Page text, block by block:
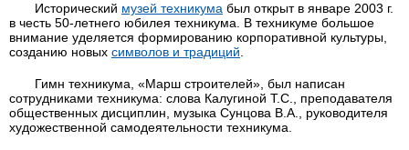
Исторический музей техникума был открыт в январе 2003 г.
в честь 50-летнего юбилея техникума. В техникуме большое
внимание уделяется формированию корпоративной культуры,
созданию новых символов и традиций
Гимн техникума, «Марш строителей», был написан
сотрудниками техникума: слова Калугиной Т.С., преподавателя
общественных дисциплин, музыка Сунцова В.А., руководителя
художественной самодеятельности техникума.